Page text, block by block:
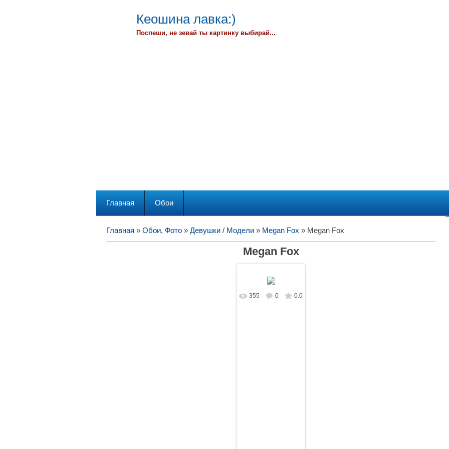
Кеошина лавка:)
Поспеши, не зевай ты картинку выбирай...
Главная Обои
Главная » Обои, Фото » Девушки / Модели » Megan Fox » Megan Fox
Megan Fox
В реальном
355 0 0.0